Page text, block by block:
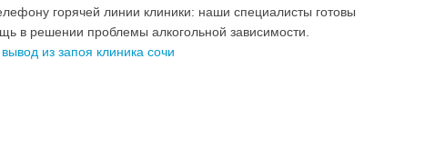
горячей линии клиники: наши специалисты готовы
в решении проблемы алкогольной зависимости.
вывод из запоя клиника сочи